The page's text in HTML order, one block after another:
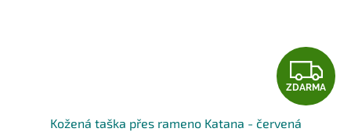
Z
D
ZDARMA
Kožená taška přes rameno Katana - červená